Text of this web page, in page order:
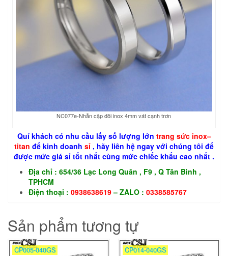
NC077e-Nhẫn cặp đôi inox 4mm vát cạnh trơn
Quí khách có nhu cầu lấy số lượng lớn trang sức inox–
titan để kinh doanh sỉ , hãy liên hệ ngay với chúng tôi để
được mức giá sỉ tốt nhất cùng mức chiếc khấu cao nhất .
Địa chỉ : 654/36 Lạc Long Quân , F9 , Q Tân Bình ,
TPHCM
Điện thoại : 0938638619– ZALO : 0338585767
Sản phẩm tương tự
CP005-040GS CP014-040GS